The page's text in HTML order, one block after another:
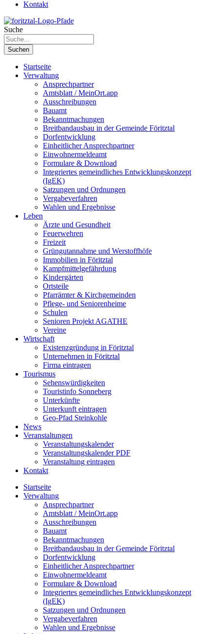
Kontakt
Suche
Suchen
Startseite
Verwaltung
Ansprechpartner
Amtsblatt / MeinOrt.app
Ausschreibungen
Bauamt
Bekanntmachungen
Breitbandausbau in der Gemeinde Föritztal
Dorfentwicklung
Einheitlicher Ansprechpartner
Einwohnermeldeamt
Formulare & Download
Integriertes gemeindliches Entwicklungskonzept
(IgEK)
Satzungen und Ordnungen
Vergabeverfahren
Wahlen und Ergebnisse
Leben
Ärzte und Gesundheit
Feuerwehren
Freizeit
Grüngutannahme und Werstoffhöfe
Immobilien in Föritztal
Kampfmittelgefährdung
Kindergärten
Ortsteile
Pfarrämter & Kirchgemeinden
Pflege- und Seniorenheime
Schulen
Senioren Projekt AGATHE
Vereine
Wirtschaft
Existenzgründung in Föritztal
Unternehmen in Föritztal
Firma eintragen
Tourismus
Sehenswürdigkeiten
Touristinfo Sonneberg
Unterkünfte
Unterkunft eintragen
Geo-Pfad Steinkohle
News
Veranstaltungen
Veranstaltungskalender
Veranstaltungskalender PDF
Veranstaltung eintragen
Kontakt
Startseite
Verwaltung
Ansprechpartner
Amtsblatt / MeinOrt.app
Ausschreibungen
Bauamt
Bekanntmachungen
Breitbandausbau in der Gemeinde Föritztal
Dorfentwicklung
Einheitlicher Ansprechpartner
Einwohnermeldeamt
Formulare & Download
Integriertes gemeindliches Entwicklungskonzept
(IgEK)
Satzungen und Ordnungen
Vergabeverfahren
Wahlen und Ergebnisse